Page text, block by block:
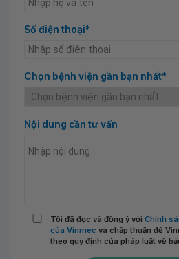
Số điện thoại*
Chọn bệnh viện gần bạn nhất*
Nội dung cần tư vấn
Tôi đã đọc và đồng ý với Chính
của Vinmec và chấp thuận để
theo quy định của pháp luật về